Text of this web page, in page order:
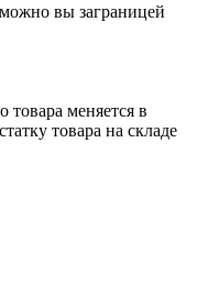
вы заграницей
товара меняется в
товара на складе